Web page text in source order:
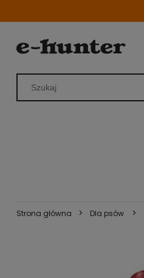
Strona główna > Dla psów >